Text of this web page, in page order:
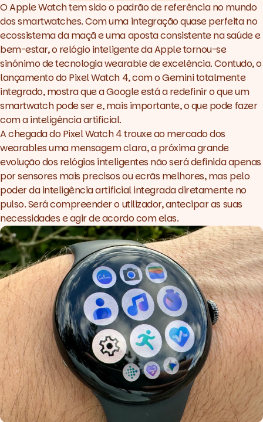
O Apple Watch tem sido o padrão de referência no mundo
dos smartwatches. Com uma integração quase perfeita no
ecossistema da maçã e uma aposta consistente na saúde e
bem-estar, o relógio inteligente da Apple tornou-se
sinónimo de tecnologiawearablede excelência. Contudo, o
lançamento do Pixel Watch 4, com o Gemini totalmente
integrado, mostra que a Google está a redefinir o que um
smartwatch pode ser e, mais importante, o que pode fazer
com a inteligência artificial.
A chegada do Pixel Watch 4 trouxe ao mercado dos
wearables uma mensagem clara, a próxima grande
evolução dos relógios inteligentes não será definida apenas
por sensores mais precisos ou ecrãs melhores, mas pelo
poder da inteligência artificial integrada diretamente no
pulso. Será compreender o utilizador, antecipar as suas
necessidades e agir de acordo com elas.